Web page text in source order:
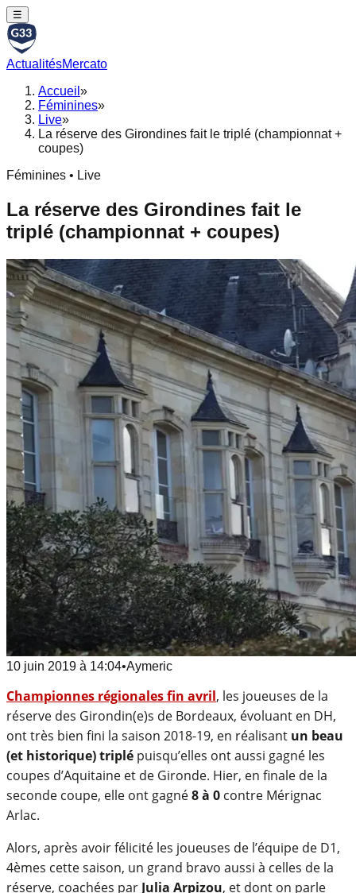
☰
ActualitésMercato
Accueil »
Féminines»
Live»
La réserve des Girondines fait le triplé (championnat +
coupes)
Féminines • Live
La réserve des Girondines fait le
triplé (championnat + coupes)
10 juin 2019 à 14:04•Aymeric
Championnes régionales fin avril, les joueuses de la
réserve des Girondin(e)s de Bordeaux, évoluant en DH,
ont très bien fini la saison 2018-19, en réalisant un beau
(et historique) triplé puisqu’elles ont aussi gagné les
coupes d’Aquitaine et de Gironde. Hier, en finale de la
seconde coupe, elle ont gagné8 à 0 contre Mérignac
Arlac.
Alors, après avoir félicité les joueuses de l’équipe de D1,
4èmes cette saison, un grand bravo aussi à celles de la
réserve, coachées par Julia Arpizou, et dont on parle